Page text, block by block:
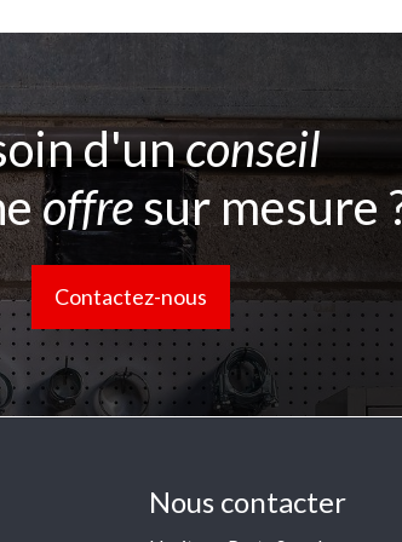
d'unconseil
offresur mesure
Contactez-nous
Nous contacter